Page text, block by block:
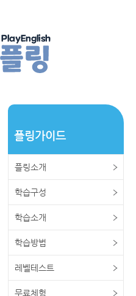
플링가이드
플링소개
학습구성
학습소개
학습방법
레벨테스트
무료체험